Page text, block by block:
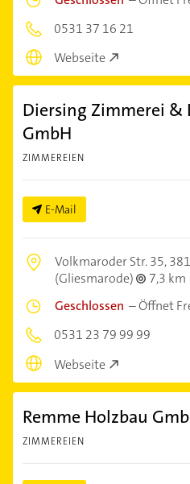
0531 37 16 21
Webseite
Diersing Zimmerei &
GmbH
ZIMMEREIEN
E-Mail
Volkmaroder Str. 35,
(Gliesmarode)
7,3 km
Geschlossen –Öffnet
0531 23 79 99 99
Webseite
Remme Holzbau
ZIMMEREIEN